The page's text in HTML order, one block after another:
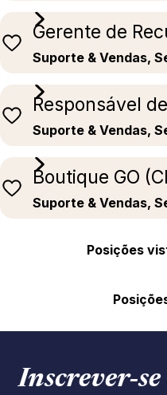
Gerente de
Suporte & Vendas,
Responsável
Suporte & Vendas,
Boutique GO
Suporte & Vendas,
Posições
Inscrever‑se